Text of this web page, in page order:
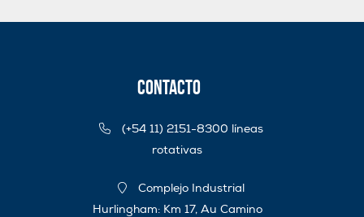
Contacto
(+54 11) 2151-8300 líneas
rotativas
Complejo Industrial
Hurlingham: Km 17, Au Camino